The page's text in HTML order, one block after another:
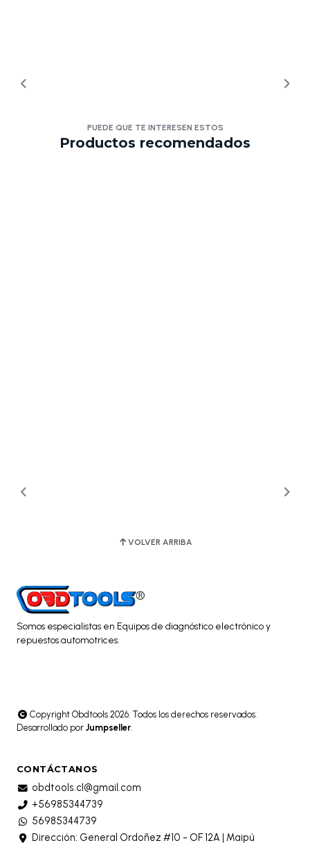
PUEDE QUE TE INTERESEN ESTOS
Productos recomendados
VOLVER ARRIBA
Somos especialistas en Equipos de diagnóstico electrónico y
repuestos automotrices.
Copyright Obdtools 2026. Todos los derechos reservados.
Desarrollado por Jumpseller
CONTÁCTANOS
obdtools.cl@gmail.com
+56985344739
56985344739
Dirección: General Ordoñez #10 - OF 12A | Maipú